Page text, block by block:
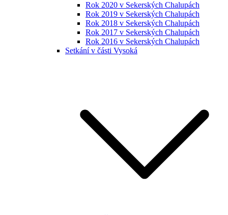
Rok 2020 v Sekerských Chalupách
Rok 2019 v Sekerských Chalupách
Rok 2018 v Sekerských Chalupách
Rok 2017 v Sekerských Chalupách
Rok 2016 v Sekerských Chalupách
Setkání v části Vysoká